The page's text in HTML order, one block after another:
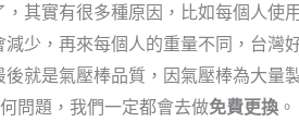
其實有很多種原因，比如每個人使
少，再來每個人的重量不同，台灣
就是氣壓棒品質，因氣壓棒為大量
問題，我們一定都會去做免費更換。